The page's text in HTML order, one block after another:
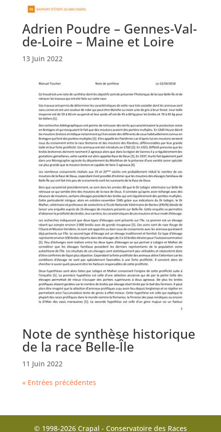
Adrien Poudre – Gennes-Val-
de-Loire – Maine et Loire
13 Juin 2022
Note de synthèse historique
de la race Belle-Île
11 Juin 2022
« Entrées précédentes
© 1998-2026 Crapal - Conservatoire des Races